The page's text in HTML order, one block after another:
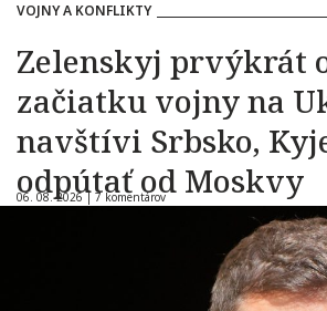
VOJNY A KONFLIKTY
Zelenskyj prvýkrát
začiatku vojny na
navštívi Srbsko,
odpútať od Moskvy
06. 08. 2026 | 7 komentárov